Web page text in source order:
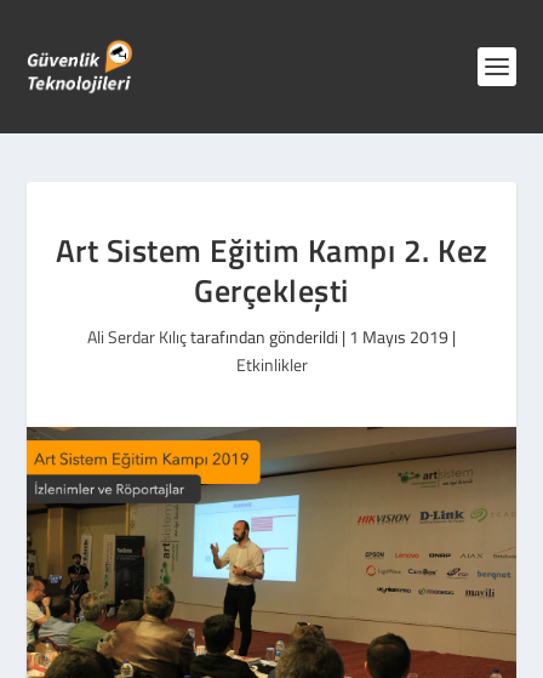
Art Sistem Eğitim Kampı 2. Kez
Gerçekleşti
Ali Serdar Kılıçtarafından gönderildi |1 Mayıs 2019 |
Etkinlikler